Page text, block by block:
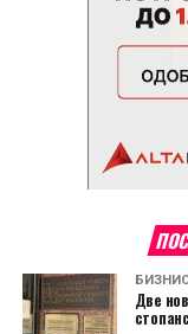
Две